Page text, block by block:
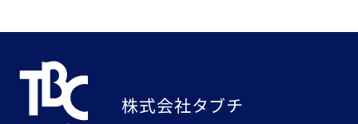
株式会社タブチ